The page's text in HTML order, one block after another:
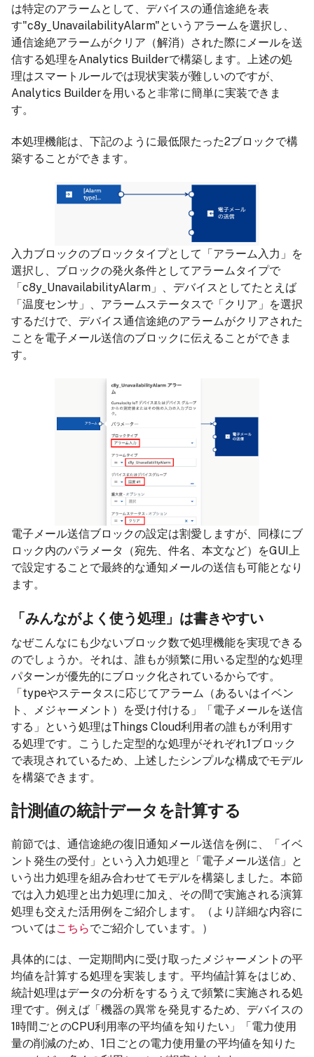
は特定のアラームとして、デバイスの通信途絶を表
す"c8y_UnavailabilityAlarm"というアラームを選択し、
通信途絶アラームがクリア（解消）された際にメールを送
信する処理をAnalytics Builderで構築します。上述の処
理はスマートルールでは現状実装が難しいのですが、
Analytics Builderを用いると非常に簡単に実装できま
す。
本処理機能は、下記のように最低限たった2ブロックで構
築することができます。
入力ブロックのブロックタイプとして「アラーム入力」を
選択し、ブロックの発火条件としてアラームタイプで
「c8y_UnavailabilityAlarm」、デバイスとしてたとえば
「温度センサ」、アラームステータスで「クリア」を選択
するだけで、デバイス通信途絶のアラームがクリアされた
ことを電子メール送信のブロックに伝えることができま
す。
電子メール送信ブロックの設定は割愛しますが、同様にブ
ロック内のパラメータ（宛先、件名、本文など）をGUI上
で設定することで最終的な通知メールの送信も可能となり
ます。
「みんながよく使う処理」は書きやすい
なぜこんなにも少ないブロック数で処理機能を実現できる
のでしょうか。それは、誰もが頻繁に用いる定型的な処理
パターンが優先的にブロック化されているからです。
「typeやステータスに応じてアラーム（あるいはイベン
ト、メジャーメント）を受け付ける」「電子メールを送信
する」という処理はThings Cloud利用者の誰もが利用す
る処理です。こうした定型的な処理がそれぞれ1ブロック
で表現されているため、上述したシンプルな構成でモデル
を構築できます。
計測値の統計データを計算する
前節では、通信途絶の復旧通知メール送信を例に、「イベ
ント発生の受付」という入力処理と「電子メール送信」と
いう出力処理を組み合わせてモデルを構築しました。本節
では入力処理と出力処理に加え、その間で実施される演算
処理も交えた活用例をご紹介します。（より詳細な内容に
ついてはこちらでご紹介しています。）
具体的には、一定期間内に受け取ったメジャーメントの平
均値を計算する処理を実装します。平均値計算をはじめ、
統計処理はデータの分析をするうえで頻繁に実施される処
理です。例えば「機器の異常を発見するため、デバイスの
1時間ごとのCPU利用率の平均値を知りたい」「電力使用
量の削減のため、1日ごとの電力使用量の平均値を知りた